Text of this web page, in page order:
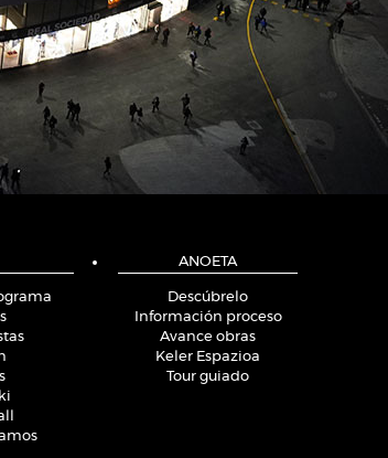
ANOETA
Descúbrelo
Información proceso
Avance obras
Keler Espazioa
Tour guiado